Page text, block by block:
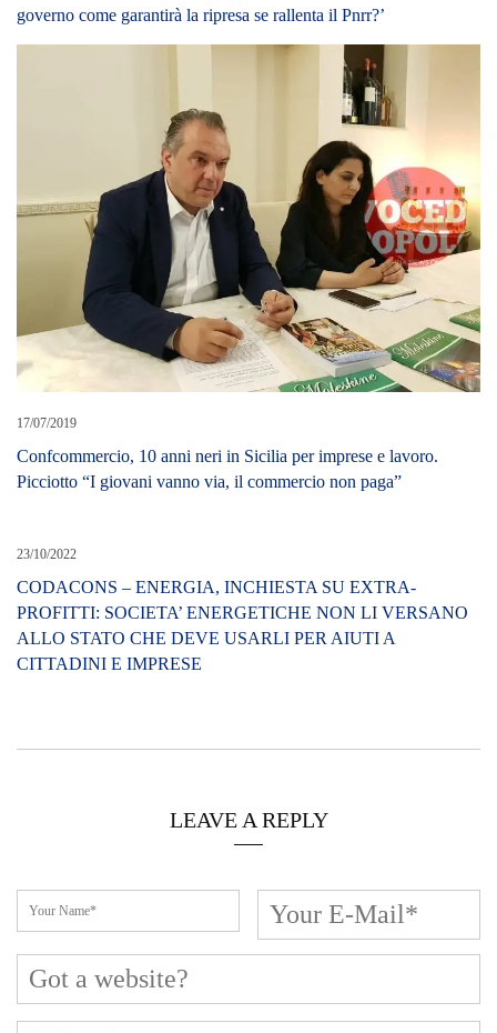
governo come garantirà la ripresa se rallenta il Pnrr?’
17/07/2019
Confcommercio, 10 anni neri in Sicilia per imprese e lavoro.
Picciotto “I giovani vanno via, il commercio non paga”
23/10/2022
CODACONS – ENERGIA, INCHIESTA SU EXTRA-
PROFITTI: SOCIETA’ ENERGETICHE NON LI VERSANO
ALLO STATO CHE DEVE USARLI PER AIUTI A
CITTADINI E IMPRESE
LEAVE A REPLY